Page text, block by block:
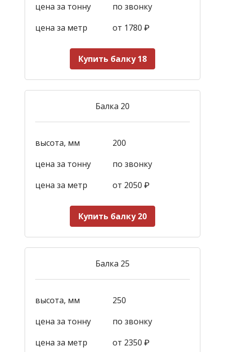
цена за тонну
по звонку
цена за метр
от 1780 ₽
Купить балку 18
Балка 20
высота, мм
200
цена за тонну
по звонку
цена за метр
от 2050 ₽
Купить балку 20
Балка 25
высота, мм
250
цена за тонну
по звонку
цена за метр
от 2350 ₽